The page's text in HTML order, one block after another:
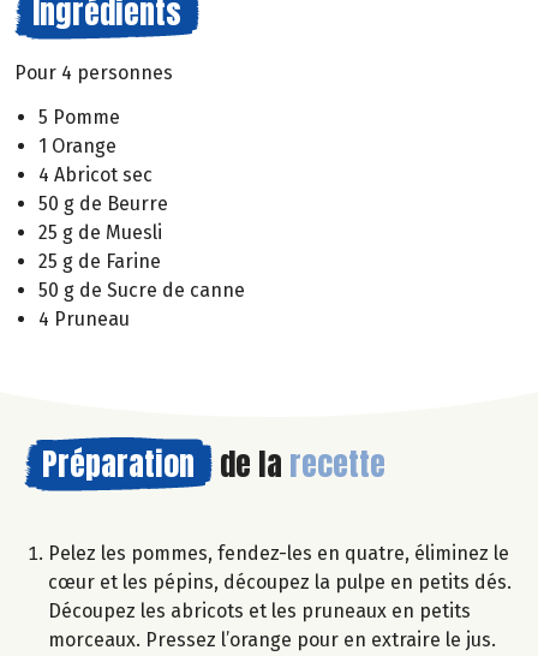
Ingrédients
Pour 4 personnes
5 Pomme
1 Orange
4 Abricot sec
50 g de Beurre
25 g de Muesli
25 g de Farine
50 g de Sucre de canne
4 Pruneau
Préparation de la recette
Pelez les pommes, fendez-les en quatre, éliminez le
cœur et les pépins, découpez la pulpe en petits dés.
Découpez les abricots et les pruneaux en petits
morceaux. Pressez l’orange pour en extraire le jus.